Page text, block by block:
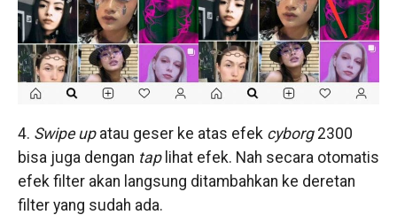
4. Swipe upatau geser ke atas efek cyborg2300
bisa juga dengan taplihat efek. Nah secara otomatis
efek filter akan langsung ditambahkan ke deretan
filter yang sudah ada.